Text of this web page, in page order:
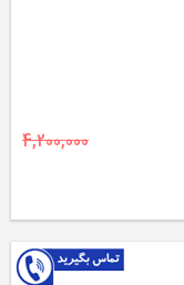
4,200,000